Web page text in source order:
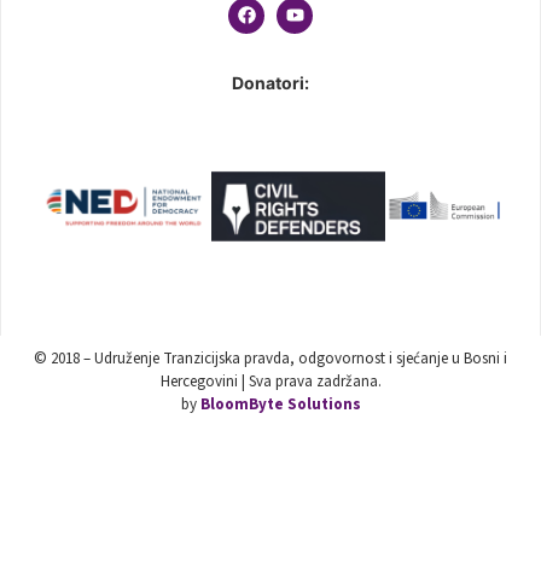
Donatori:
© 2018 – Udruženje Tranzicijska pravda, odgovornost i sjećanje u Bosni i
Hercegovini | Sva prava zadržana.
by BloomByte Solutions